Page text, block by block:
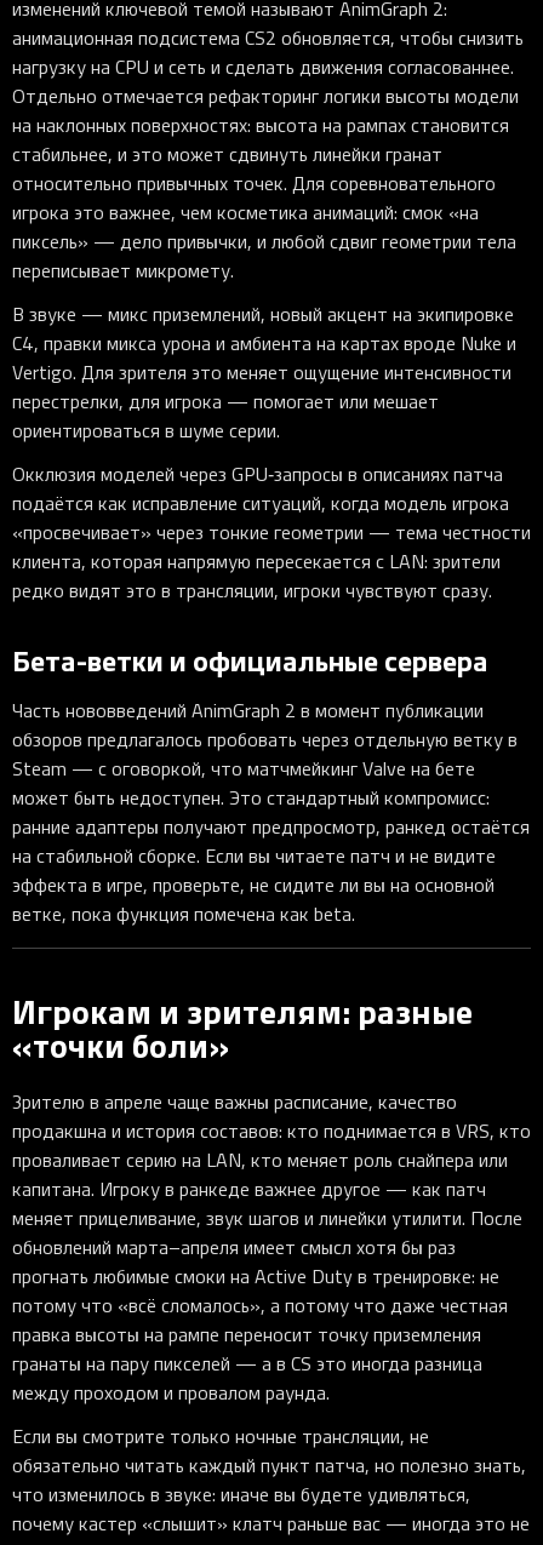
изменений ключевой темой называют AnimGraph 2:
анимационная подсистема CS2 обновляется, чтобы снизить
нагрузку на CPU и сеть и сделать движения согласованнее.
Отдельно отмечается рефакторинг логики высоты модели
на наклонных поверхностях: высота на рампах становится
стабильнее, и это может сдвинуть линейки гранат
относительно привычных точек. Для соревновательного
игрока это важнее, чем косметика анимаций: смок «на
пиксель» — дело привычки, и любой сдвиг геометрии тела
переписывает микромету.
В звуке — микс приземлений, новый акцент на экипировке
C4, правки микса урона и амбиента на картах вроде Nuke и
Vertigo. Для зрителя это меняет ощущение интенсивности
перестрелки, для игрока — помогает или мешает
ориентироваться в шуме серии.
Окклюзия моделей через GPU‑запросы в описаниях патча
подаётся как исправление ситуаций, когда модель игрока
«просвечивает» через тонкие геометрии — тема честности
клиента, которая напрямую пересекается с LAN: зрители
редко видят это в трансляции, игроки чувствуют сразу.
Бета-ветки и официальные сервера
Часть нововведений AnimGraph 2 в момент публикации
обзоров предлагалось пробовать через отдельную ветку в
Steam — с оговоркой, что матчмейкинг Valve на бете
может быть недоступен. Это стандартный компромисс:
ранние адаптеры получают предпросмотр, ранкед остаётся
на стабильной сборке. Если вы читаете патч и не видите
эффекта в игре, проверьте, не сидите ли вы на основной
ветке, пока функция помечена как beta.
Игрокам и зрителям: разные
«точки боли»
Зрителю в апреле чаще важны расписание, качество
продакшна и история составов: кто поднимается в VRS, кто
проваливает серию на LAN, кто меняет роль снайпера или
капитана. Игроку в ранкеде важнее другое — как патч
меняет прицеливание, звук шагов и линейки утилити. После
обновлений марта–апреля имеет смысл хотя бы раз
прогнать любимые смоки на Active Duty в тренировке: не
потому что «всё сломалось», а потому что даже честная
правка высоты на рампе переносит точку приземления
гранаты на пару пикселей — а в CS это иногда разница
между проходом и провалом раунда.
Если вы смотрите только ночные трансляции, не
обязательно читать каждый пункт патча, но полезно знать,
что изменилось в звуке: иначе вы будете удивляться,
почему кастер «слышит» клатч раньше вас — иногда это не